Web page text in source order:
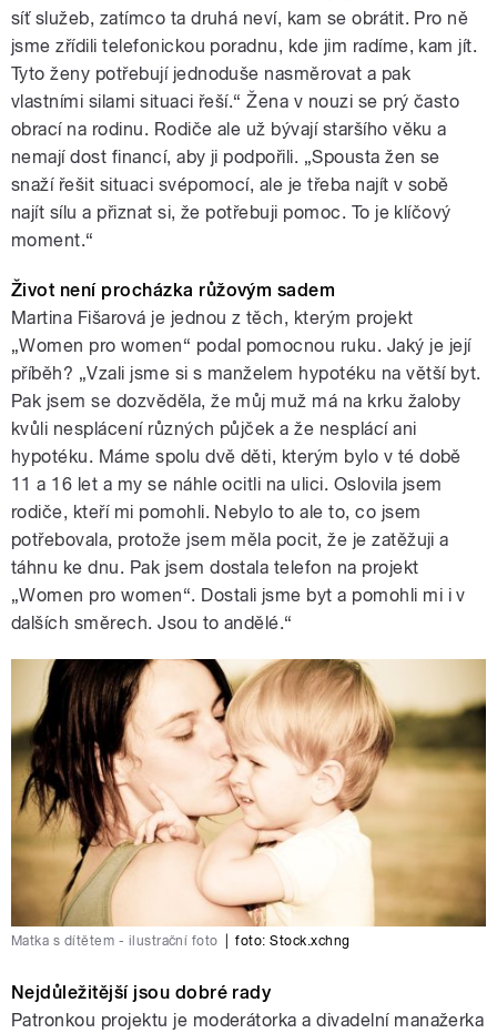
síť služeb, zatímco ta druhá neví, kam se obrátit. Pro ně
jsme zřídili telefonickou poradnu, kde jim radíme, kam jít.
Tyto ženy potřebují jednoduše nasměrovat a pak
vlastními silami situaci řeší.“ Žena v nouzi se prý často
obrací na rodinu. Rodiče ale už bývají staršího věku a
nemají dost financí, aby ji podpořili. „Spousta žen se
snaží řešit situaci svépomocí, ale je třeba najít v sobě
najít sílu a přiznat si, že potřebuji pomoc. To je klíčový
moment.“
Život není procházka růžovým sadem
Martina Fišarová je jednou z těch, kterým projekt
„Women pro women“ podal pomocnou ruku. Jaký je její
příběh? „Vzali jsme si s manželem hypotéku na větší byt.
Pak jsem se dozvěděla, že můj muž má na krku žaloby
kvůli nesplácení různých půjček a že nesplácí ani
hypotéku. Máme spolu dvě děti, kterým bylo v té době
11 a 16 let a my se náhle ocitli na ulici. Oslovila jsem
rodiče, kteří mi pomohli. Nebylo to ale to, co jsem
potřebovala, protože jsem měla pocit, že je zatěžuji a
táhnu ke dnu. Pak jsem dostala telefon na projekt
„Women pro women“. Dostali jsme byt a pomohli mi i v
dalších směrech. Jsou to andělé.“
Matka s dítětem - ilustrační foto foto:Stock.xchng
Nejdůležitější jsou dobré rady
Patronkou projektu je moderátorka a divadelní manažerka